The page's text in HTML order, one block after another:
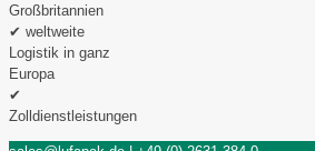
Großbritannien
✔ weltweite
Logistik in ganz
Europa
✔
Zolldienstleistungen